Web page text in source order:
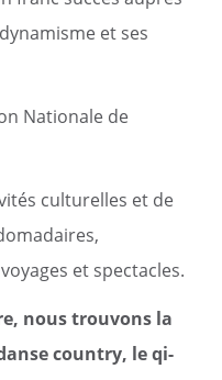
et ses
Nationale de
culturelles et de
et spectacles.
nous trouvons la
country, le qi-